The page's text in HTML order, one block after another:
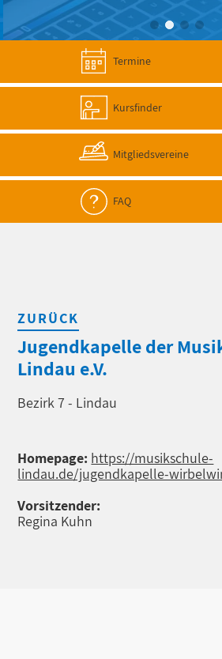
Termine
Kursfinder
Mitgliedsvereine
FAQ
ZURÜCK
Jugendkapelle der
Lindau e.V.
Bezirk 7 - Lindau
Homepage: https://musikschule-
lindau.de/jugendkapelle-
Vorsitzender:
Regina Kuhn